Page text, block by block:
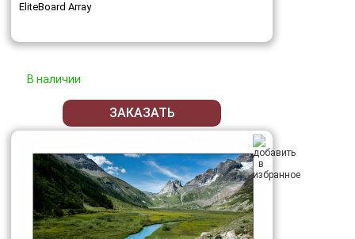
EliteBoard Array
В наличии
ЗАКАЗАТЬ